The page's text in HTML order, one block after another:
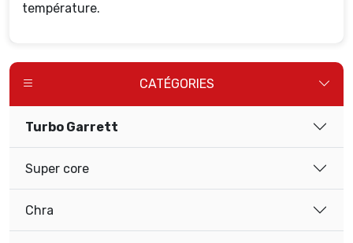
température.
CATÉGORIES
Turbo Garrett
Super core
Chra